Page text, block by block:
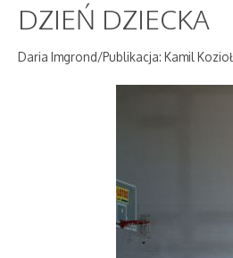
DZIEŃ DZIECKA
Daria Imgrond/Publikacja: Kamil Kozioł